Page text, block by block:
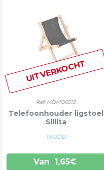
UITVERKOCHT
Ref: MDMO6513
Telefoonhouder ligstoel
Sillita
WOOD
Van 1,65€